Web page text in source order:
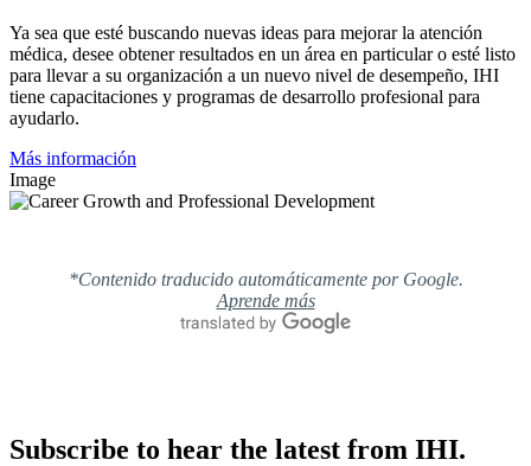
Ya sea que esté buscando nuevas ideas para mejorar la atención
médica, desee obtener resultados en un área en particular o esté listo
para llevar a su organización a un nuevo nivel de desempeño, IHI
tiene capacitaciones y programas de desarrollo profesional para
ayudarlo.
Más información
Image
*Contenido traducido automáticamente por Google.
Aprende más
Subscribe to hear the latest from IHI.